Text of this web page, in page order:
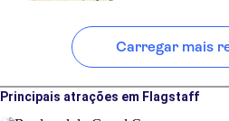
Carregar mais
Principais atrações em Flagstaff